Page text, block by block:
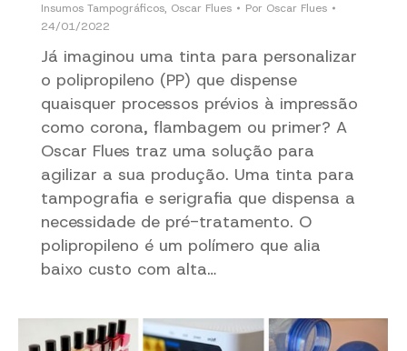
Insumos Tampográficos, Oscar Flues Por Oscar Flues
24/01/2022
Já imaginou uma tinta para personalizar
o polipropileno (PP) que dispense
quaisquer processos prévios à impressão
como corona, flambagem ou primer? A
Oscar Flues traz uma solução para
agilizar a sua produção. Uma tinta para
tampografia e serigrafia que dispensa a
necessidade de pré-tratamento. O
polipropileno é um polímero que alia
baixo custo com alta…